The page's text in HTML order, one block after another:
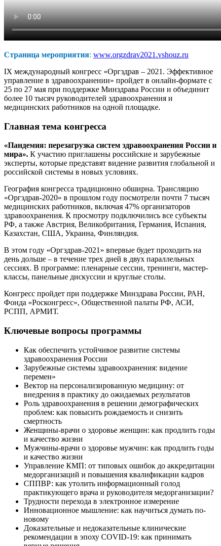
Страница мероприятия: www.orgzdrav2021.vshouz.ru
IX международный конгресс «Оргздрав – 2021. Эффективное
управление в здравоохранении» пройдет в онлайн-формате с
25 по 27 мая при поддержке Минздрава России и объединит
более 10 тысяч руководителей здравоохранения и
медицинских работников на одной площадке.
Главная тема конгресса
«Пандемия: перезагрузка систем здравоохранения России и
мира». К участию приглашены российские и зарубежные
эксперты, которые представят видение развития глобальной и
российской системы в новых условиях.
География конгресса традиционно обширна. Трансляцию
«Оргздрав-2020» в прошлом году посмотрели почти 7 тысяч
медицинских работников, включая 47% организаторов
здравоохранения. К просмотру подключились все субъекты
РФ, а также Австрия, Великобритания, Германия, Испания,
Казахстан, США, Украина, Финляндия.
В этом году «Оргздрав-2021» впервые будет проходить на
день дольше – в течение трех дней в двух параллельных
сессиях. В программе: пленарные сессии, тренинги, мастер-
классы, панельные дискуссии и круглые столы.
Конгресс пройдет при поддержке Минздрава России, РАН,
Фонда «Росконгресс», Общественной палаты РФ, АСИ,
РСПП, АРМИТ.
Ключевые вопросы программы
Как обеспечить устойчивое развитие системы
здравоохранения России
Зарубежные системы здравоохранения: видение
перемен»
Вектор на персонализированную медицину: от
внедрения в практику до ожидаемых результатов
Роль здравоохранения в решении демографических
проблем: как повысить рождаемость и снизить
смертность
Женщины-врачи о здоровье женщин: как продлить годы
и качество жизни
Мужчины-врачи о здоровье мужчин: как продлить годы
и качество жизни
Управление КМП: от типовых ошибок до аккредитации
медорганизаций и повышения квалификации кадров
СППВР: как утолить информационный голод
практикующего врача и руководителя медорганизации?
Трудности перехода в электронное измерение
Инновационное мышление: как научиться думать по-
новому
Доказательные и недоказательные клинические
рекомендации в эпоху COVID-19: как принимать